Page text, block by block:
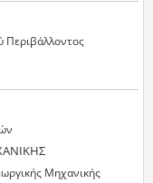
Περιβάλλοντος
Μηχανικής